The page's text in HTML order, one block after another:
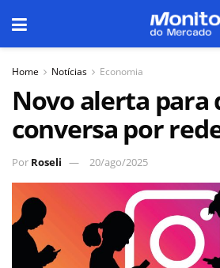
Home Notícias Economia
Novo alerta para
conversa por
Por Roseli 20/ago/2025